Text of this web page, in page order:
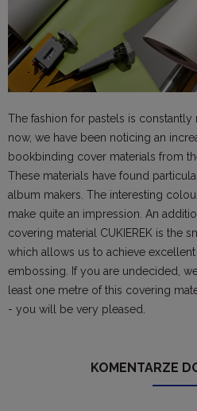
The fashion for pastels is
now, we have been noticing an
bookbinding cover materials from
These materials have found
album makers. The interesting
make quite an impression. An
covering material CUKIEREK is the
which allows us to achieve
embossing. If you are undecided,
least one metre of this covering
- you will be very pleased.
KOMENTARZE